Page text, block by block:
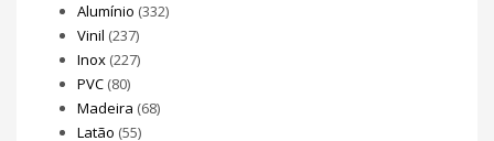
Alumínio (332)
Vinil (237)
Inox (227)
PVC (80)
Madeira (68)
Latão (55)